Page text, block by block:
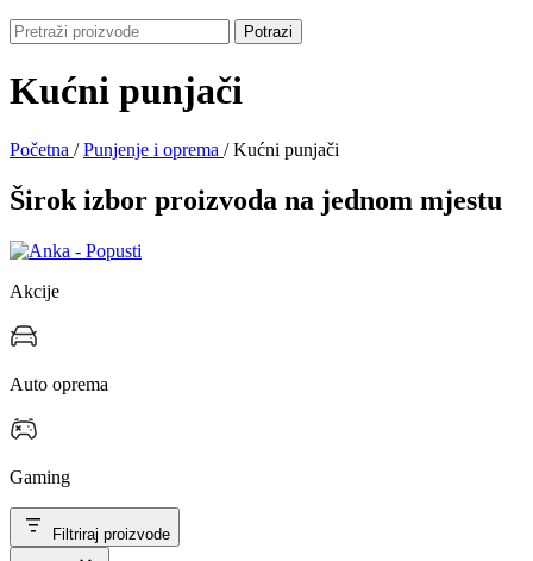
Potrazi
Kućni punjači
Početna / Punjenje i oprema / Kućni punjači
Širok izbor proizvoda na jednom mjestu
Akcije
Auto oprema
Gaming
Filtriraj proizvode